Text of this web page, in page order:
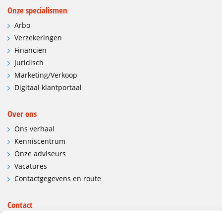
Onze specialismen
Arbo
Verzekeringen
Financiën
Juridisch
Marketing/Verkoop
Digitaal klantportaal
Over ons
Ons verhaal
Kenniscentrum
Onze adviseurs
Vacatures
Contactgegevens en route
Contact